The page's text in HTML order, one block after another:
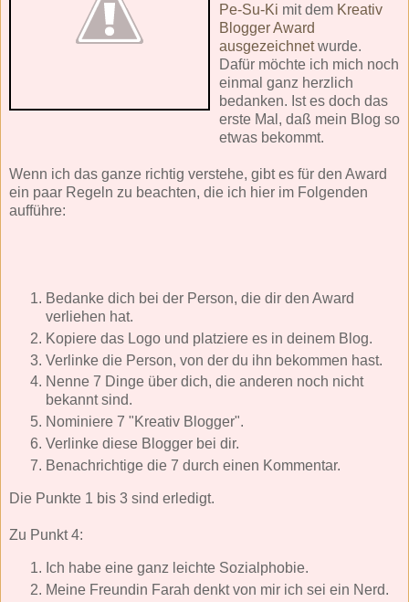
Pe-Su-Ki mit dem Kreativ
Blogger Award
ausgezeichnetwurde.
Dafür möchte ich mich noch
einmal ganz herzlich
bedanken. Ist es doch das
erste Mal, daß mein Blog so
etwas bekommt.
Wenn ich das ganze richtig verstehe, gibt es für den Award
ein paar Regeln zu beachten, die ich hier im Folgenden
aufführe:
Bedanke dich bei der Person, die dir den Award
verliehen hat.
Kopiere das Logo und platziere es in deinem Blog.
Verlinke die Person, von der du ihn bekommen hast.
Nenne 7 Dinge über dich, die anderen noch nicht
bekannt sind.
Nominiere 7 "Kreativ Blogger".
Verlinke diese Blogger bei dir.
Benachrichtige die 7 durch einen Kommentar.
Die Punkte 1 bis 3 sind erledigt.
Zu Punkt 4:
Ich habe eine ganz leichte Sozialphobie.
Meine Freundin Farah denkt von mir ich sei ein Nerd.